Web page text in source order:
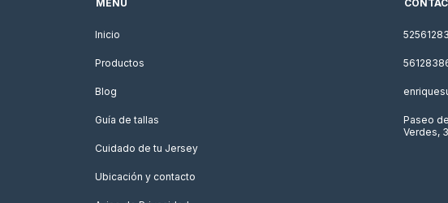
MENÚ
Inicio
Productos
Blog
Guía de tallas
Cuidado de tu Jersey
Ubicación y contacto
Paseo
Verdes,